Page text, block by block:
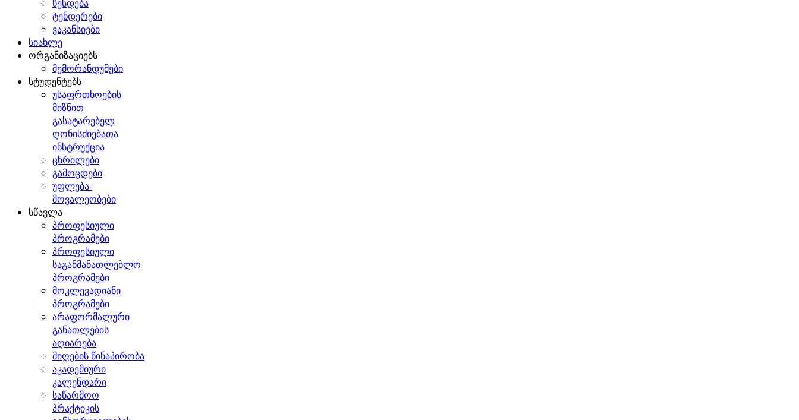
წესდება
ტენდერები
ვაკანსიები
სიახლე
ორგანიზაციებს
მემორანდუმები
სტუდენტებს
უსაფრთხოების
მიზნით
გასატარებელ
ღონისძიებათა
ინსტრუქცია
ცხრილები
გამოცდები
უფლება-
მოვალეობები
სწავლა
პროფესიული
პროგრამები
პროფესიული
საგანმანათლებლო
პროგრამები
მოკლევადიანი
პროგრამები
არაფორმალური
განათლების
აღიარება
მიღების წინაპირობა
აკადემიური
კალენდარი
საწარმოო
პრაქტიკის